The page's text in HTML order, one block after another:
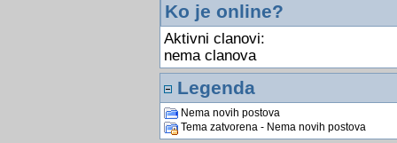
Ko je online?
Aktivni clanovi:
nema clanova
Legenda
Nema novih postova
Tema zatvorena - Nema novih postova